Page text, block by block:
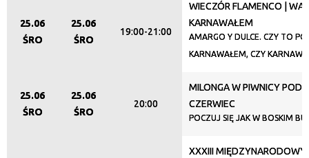
25.06
ŚRO
25.06
ŚRO
19:00-21:00
WIECZÓR FLAMENCO |
KARNAWAŁEM
AMARGO Y DULCE. CZY TO
KARNAWAŁEM, CZY
25.06
ŚRO
25.06
ŚRO
20:00
MILONGA W PIWNICY POD
CZERWIEC
POCZUJ SIĘ JAK W BOSKIM
XXXIII MIĘDZYNARODOWY